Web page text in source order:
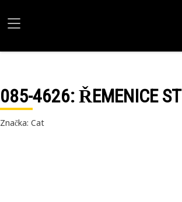
085-4626: ŘEMENICE ST
Značka: Cat